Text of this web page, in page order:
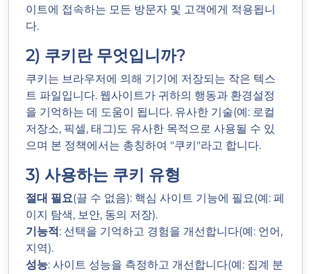
이트에 접속하는 모든 방문자 및 고객에게 적용됩니
다.
2) 쿠키란 무엇입니까?
쿠키는 브라우저에 의해 기기에 저장되는 작은 텍스
트 파일입니다. 웹사이트가 귀하의 행동과 환경설정
을 기억하는 데 도움이 됩니다. 유사한 기술(예: 로컬
저장소, 픽셀, 태그)도 유사한 목적으로 사용될 수 있
으며 본 정책에서는 총칭하여 "쿠키"라고 합니다.
3) 사용하는 쿠키 유형
절대 필요(끌 수 없음): 핵심 사이트 기능에 필요(예: 페
이지 탐색, 보안, 동의 저장).
기능적: 선택을 기억하고 경험을 개선합니다(예: 언어,
지역).
성능: 사이트 성능을 측정하고 개선합니다(예: 집계 분